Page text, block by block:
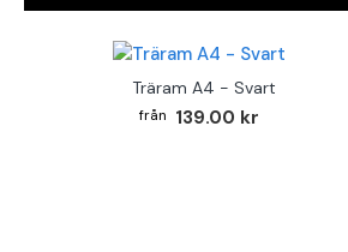
Träram A4 - Svart
139.00 kr